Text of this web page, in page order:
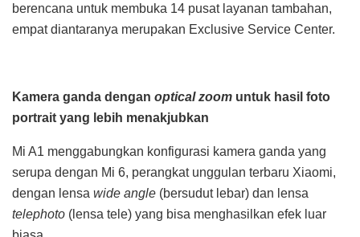
berencana untuk membuka 14 pusat layanan tambahan,
empat diantaranya merupakan Exclusive Service Center.
Kamera ganda dengan optical zoom untuk hasil foto
portrait yang lebih menakjubkan
Mi A1 menggabungkan konfigurasi kamera ganda yang
serupa dengan Mi 6, perangkat unggulan terbaru Xiaomi,
dengan lensa wide angle (bersudut lebar) dan lensa
telephoto (lensa tele) yang bisa menghasilkan efek luar